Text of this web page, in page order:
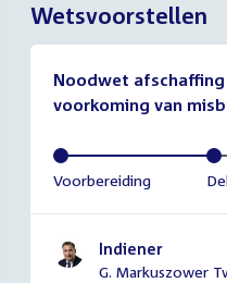
Wetsvoorstellen
Noodwet
voorkoming van
Voltooid:
Voorbereiding
Indiener
G. Markuszower